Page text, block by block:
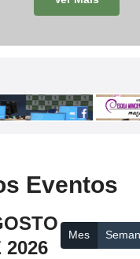
Eventos
2026
Mes